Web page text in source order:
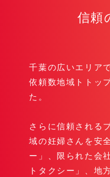
信頼
千葉の広いエリア
依頼数地域トトッ
た。
さらに信頼される
域の妊婦さんを安
ー」、限られた会
トタクシー」、地